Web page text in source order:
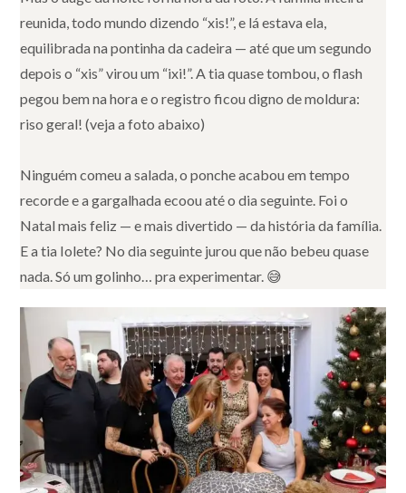
reunida, todo mundo dizendo “xis!”, e lá estava ela,
equilibrada na pontinha da cadeira — até que um segundo
depois o “xis” virou um “ixi!”. A tia quase tombou, o flash
pegou bem na hora e o registro ficou digno de moldura:
riso geral! (veja a foto abaixo)
Ninguém comeu a salada, o ponche acabou em tempo
recorde e a gargalhada ecoou até o dia seguinte. Foi o
Natal mais feliz — e mais divertido — da história da família.
E a tia Iolete? No dia seguinte jurou que não bebeu quase
nada. Só um golinho… pra experimentar. 😅